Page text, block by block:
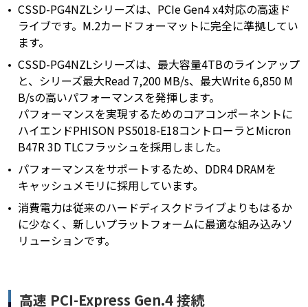
CSSD-PG4NZLシリーズは、PCIe Gen4 x4対応の高速ド
ライブです。M.2カードフォーマットに完全に準拠してい
ます。
CSSD-PG4NZLシリーズは、最大容量4TBのラインアップ
と、シリーズ最大Read 7,200 MB/s、最大Write 6,850 M
B/sの高いパフォーマンスを発揮します。
パフォーマンスを実現するためのコアコンポーネントに
ハイエンドPHISON PS5018-E18コントローラとMicron
B47R 3D TLCフラッシュを採用しました。
パフォーマンスをサポートするため、DDR4 DRAMを
キャッシュメモリに採用しています。
消費電力は従来のハードディスクドライブよりもはるか
に少なく、新しいプラットフォームに最適な組み込みソ
リューションです。
高速 PCI-Express Gen.4 接続